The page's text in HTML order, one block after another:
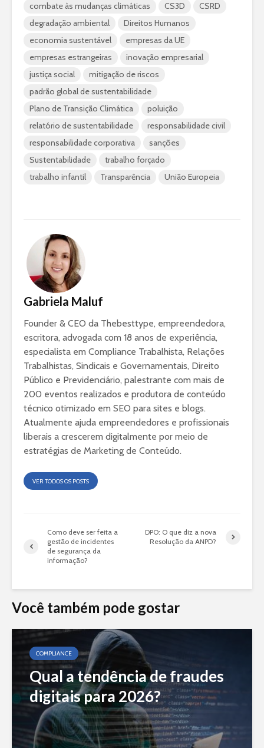
combate às mudanças climáticas
CS3D
CSRD
degradação ambiental
Direitos Humanos
economia sustentável
empresas da UE
empresas estrangeiras
inovação empresarial
justiça social
mitigação de riscos
padrão global de sustentabilidade
Plano de Transição Climática
poluição
relatório de sustentabilidade
responsabilidade civil
responsabilidade corporativa
sanções
Sustentabilidade
trabalho forçado
trabalho infantil
Transparência União Europeia
Gabriela Maluf
Founder & CEO da Thebesttype, empreendedora,
escritora, advogada com 18 anos de experiência,
especialista em Compliance Trabalhista, Relações
Trabalhistas, Sindicais e Governamentais, Direito
Público e Previdenciário, palestrante com mais de
200 eventos realizados e produtora de conteúdo
técnico otimizado em SEO para sites e blogs.
Atualmente ajuda empreendedores e profissionais
liberais a crescerem digitalmente por meio de
estratégias de Marketing de Conteúdo.
VER TODOS OS POSTS
Como deve ser feita a
gestão de incidentes
de segurança da
informação?
DPO: O que diz a nova
Resolução da ANPD?
Você também pode gostar
COMPLIANCE
Qual a tendência de fraudes
digitais para 2026?